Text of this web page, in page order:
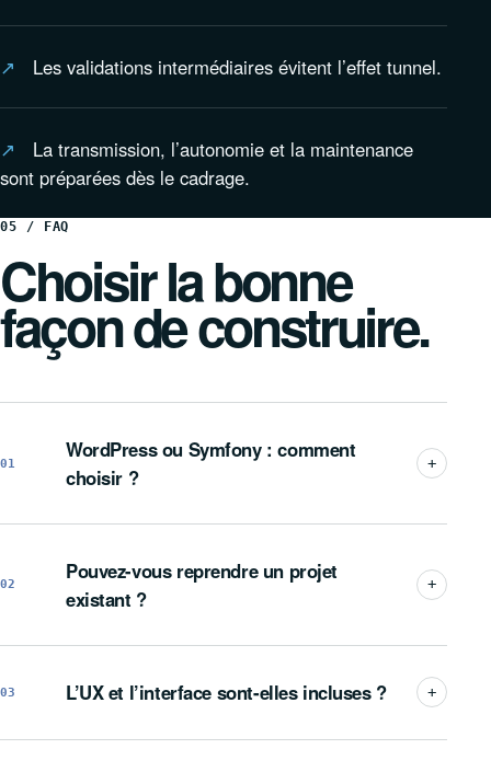
Les validations intermédiaires évitent l’effet tunnel.
La transmission, l’autonomie et la maintenance
sont préparées dès le cadrage.
05 / FAQ
Choisir la bonne
façon de construire.
01
WordPress ou Symfony : comment
choisir ?
02
Pouvez-vous reprendre un projet
existant ?
03 L’UX et l’interface sont-elles incluses ?